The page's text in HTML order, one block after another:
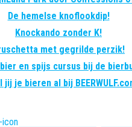
De hemelse knoflookdip!
Knockando zonder K!
met gegrilde perzik!
en spijs cursus bij de
jij je bieren al bij